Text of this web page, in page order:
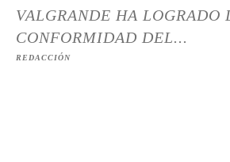
VALGRANDE HA LOGRADO
CONFORMIDAD DEL...
REDACCIÓN